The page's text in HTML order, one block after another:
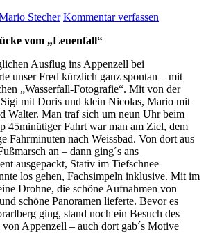
Stecher Kommentar verfassen
vom „Leuenfall“
Ausflug ins Appenzell bei
unser Fred kürzlich ganz spontan – mit
„Wasserfall-Fotografie“. Mit von der
mit Doris und klein Nicolas, Mario mit
Walter. Man traf sich um neun Uhr beim
45minütiger Fahrt war man am Ziel, dem
Fahrminuten nach Weissbad. Von dort aus
an – dann ging´s ans
ausgepackt, Stativ im Tiefschnee
los gehen, Fachsimpeln inklusive. Mit im
Drohne, die schöne Aufnahmen von
schöne Panoramen lieferte. Bevor es
ging, stand noch ein Besuch des
Appenzell – auch dort gab´s Motive